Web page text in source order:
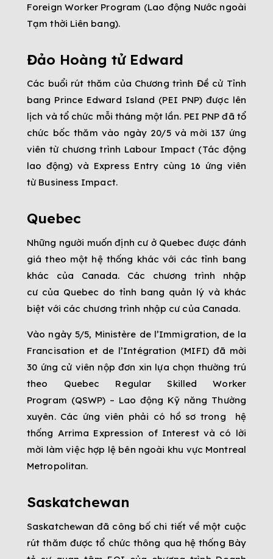
Foreign Worker Program (Lao động Nước ngoài
Tạm thời Liên bang).
Đảo Hoàng tử Edward
Các buổi rút thăm của Chương trình Đề cử Tỉnh
bang Prince Edward Island (PEI PNP) được lên
lịch và tổ chức mỗi tháng một lần. PEI PNP đã tổ
chức bốc thăm vào ngày 20/5 và mời 137 ứng
viên từ chương trình Labour Impact (Tác động
lao động) và Express Entry cùng 16 ứng viên
từ Business Impact.
Quebec
Những người muốn định cư ở Quebec được đánh
giá theo một hệ thống khác với các tỉnh bang
khác của Canada. Các chương trình nhập
cư của Quebec do tỉnh bang quản lý và khác
biệt với các chương trình nhập cư của Canada.
Vào ngày 5/5, Ministère de l’Immigration, de la
Francisation et de l’Intégration (MIFI) đã mời
30 ứng cử viên nộp đơn xin lựa chọn thường trú
theo Quebec Regular Skilled Worker
Program (QSWP) – Lao động Kỹ năng Thường
xuyên. Các ứng viên phải có hồ sơ trong hệ
thống Arrima Expression of Interest và có lời
mời làm việc hợp lệ bên ngoài khu vực Montreal
Metropolitan.
Saskatchewan
Saskatchewan đã công bố chi tiết về một cuộc
rút thăm được tổ chức thông qua hệ thống Bày